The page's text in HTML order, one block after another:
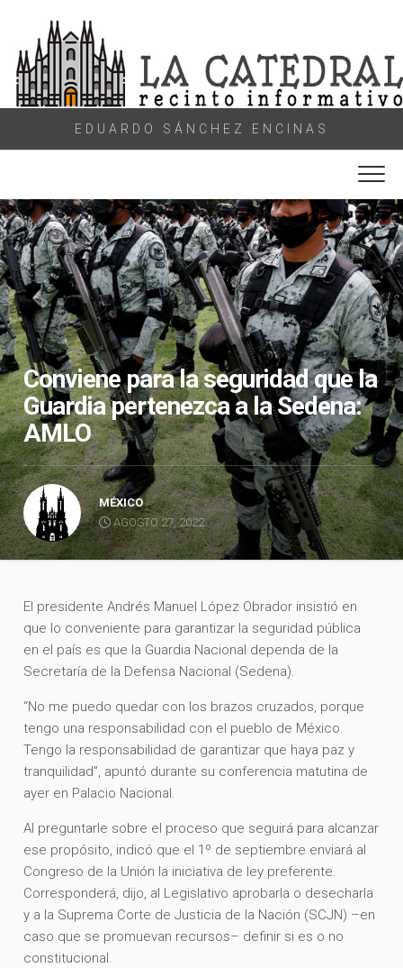
content
EDUARDO SÁNCHEZ ENCINAS
Conviene para la seguridad que la
Guardia pertenezca a la Sedena:
AMLO
MÉXICO
AGOSTO 27, 2022
El presidente Andrés Manuel López Obrador insistió en
que lo conveniente para garantizar la seguridad pública
en el país es que la Guardia Nacional dependa de la
Secretaría de la Defensa Nacional (Sedena).
“No me puedo quedar con los brazos cruzados, porque
tengo una responsabilidad con el pueblo de México.
Tengo la responsabilidad de garantizar que haya paz y
tranquilidad”, apuntó durante su conferencia matutina de
ayer en Palacio Nacional.
Al preguntarle sobre el proceso que seguirá para alcanzar
ese propósito, indicó que el 1º de septiembre enviará al
Congreso de la Unión la iniciativa de ley preferente.
Corresponderá, dijo, al Legislativo aprobarla o desecharla
y a la Suprema Corte de Justicia de la Nación (SCJN) –en
caso que se promuevan recursos– definir si es o no
constitucional.